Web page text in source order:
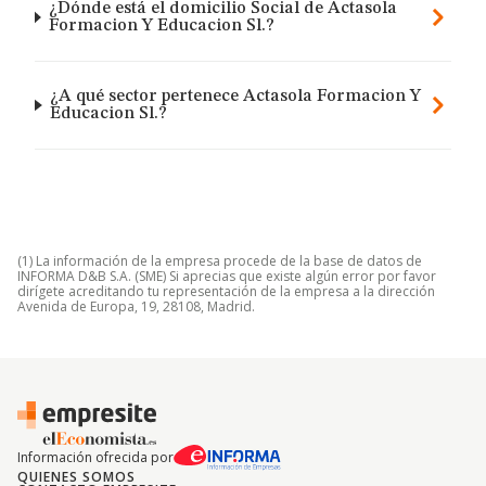
¿Dónde está el domicilio Social de Actasola
Formacion Y Educacion Sl.?
¿A qué sector pertenece Actasola Formacion Y
Educacion Sl.?
(1) La información de la empresa procede de la base de datos de
INFORMA D&B S.A. (SME) Si aprecias que existe algún error por favor
dirígete acreditando tu representación de la empresa a la dirección
Avenida de Europa, 19, 28108, Madrid.
Información ofrecida por
QUIENES SOMOS